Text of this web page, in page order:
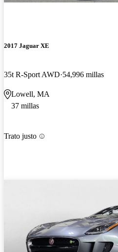
2017 Jaguar XE
35t R-Sport AWD 54,996 millas
Lowell, MA
37 millas
Trato justo